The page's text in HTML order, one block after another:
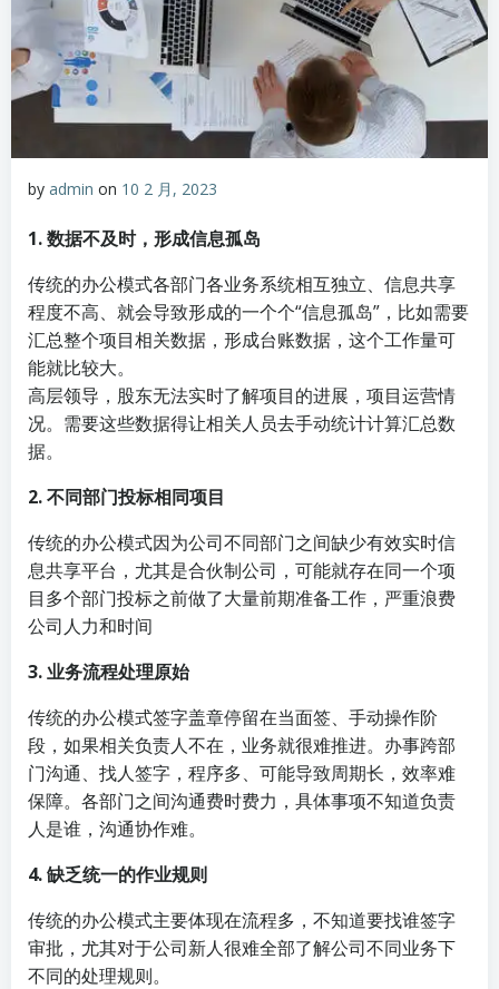
by admin on 10 2 月, 2023
1. 数据不及时，形成信息孤岛
传统的办公模式各部门各业务系统相互独立、信息共享
程度不高、就会导致形成的一个个“信息孤岛”，比如需要
汇总整个项目相关数据，形成台账数据，这个工作量可
能就比较大。
高层领导，股东无法实时了解项目的进展，项目运营情
况。需要这些数据得让相关人员去手动统计计算汇总数
据。
2. 不同部门投标相同项目
传统的办公模式因为公司不同部门之间缺少有效实时信
息共享平台，尤其是合伙制公司，可能就存在同一个项
目多个部门投标之前做了大量前期准备工作，严重浪费
公司人力和时间
3. 业务流程处理原始
传统的办公模式签字盖章停留在当面签、手动操作阶
段，如果相关负责人不在，业务就很难推进。办事跨部
门沟通、找人签字，程序多、可能导致周期长，效率难
保障。各部门之间沟通费时费力，具体事项不知道负责
人是谁，沟通协作难。
4. 缺乏统一的作业规则
传统的办公模式主要体现在流程多，不知道要找谁签字
审批，尤其对于公司新人很难全部了解公司不同业务下
不同的处理规则。